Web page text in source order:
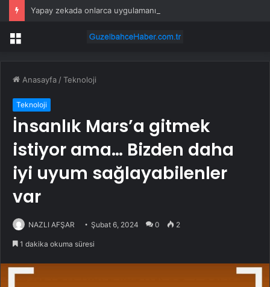
Menü
Anasayfa /Teknoloji
Teknoloji
İnsanlık Mars’a gitmek
istiyor ama… Bizden daha
iyi uyum sağlayabilenler
var
NAZLI AFŞAR Şubat 6, 2024 0 2
1 dakika okuma süresi